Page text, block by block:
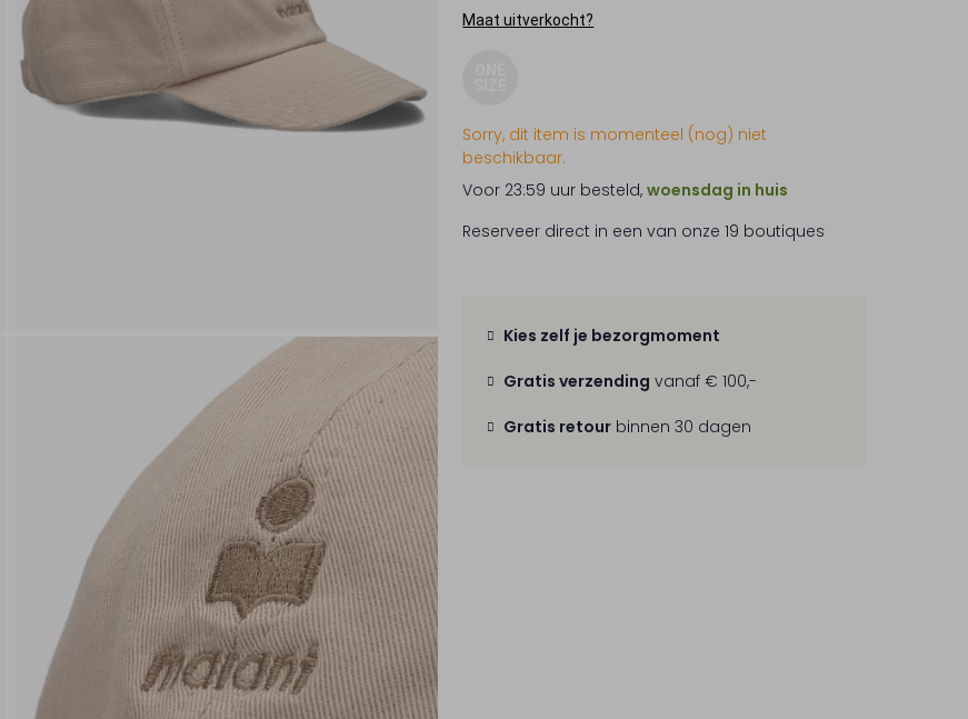
Maat uitverkocht?
Sorry, dit item is momenteel (nog) niet
beschikbaar.
Voor 23:59 uur besteld, woensdag in huis
Reserveer direct in een van onze 19 boutiques
Kies zelf je bezorgmoment
Gratis verzending vanaf € 100,-
Gratis retour binnen 30 dagen